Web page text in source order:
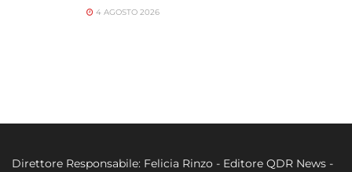
4 AGOSTO 2026
Direttore Responsabile: Felicia Rinzo - Editore QDR News -